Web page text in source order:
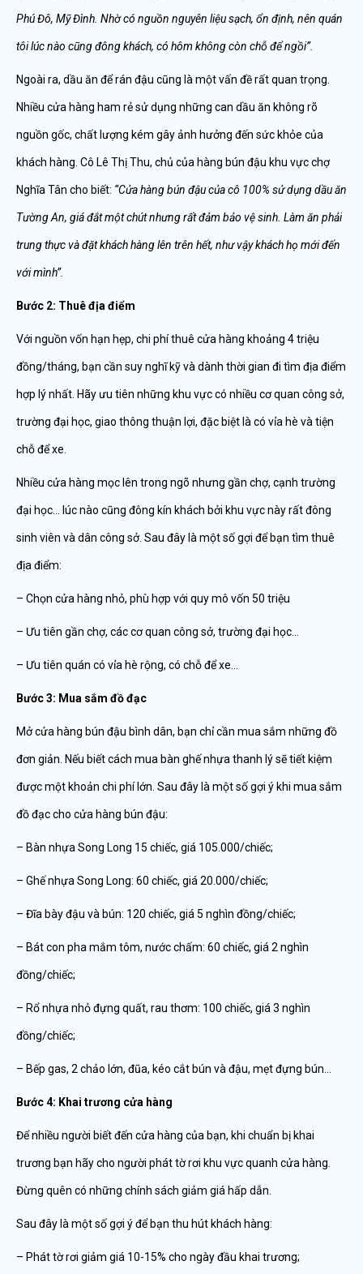
Phú Đô, Mỹ Đình. Nhờ có nguồn nguyên liệu sạch, ổn định, nên quán
tôi lúc nào cũng đông khách, có hôm không còn chỗ để ngồi”.
Ngoài ra, dầu ăn để rán đậu cũng là một vấn đề rất quan trọng.
Nhiều cửa hàng ham rẻ sử dụng những can dầu ăn không rõ
nguồn gốc, chất lượng kém gây ảnh hưởng đến sức khỏe của
khách hàng. Cô Lê Thị Thu, chủ của hàng bún đậu khu vực chợ
Nghĩa Tân cho biết: “Cửa hàng bún đậu của cô 100% sử dụng dầu ăn
Tường An, giá đắt một chút nhưng rất đảm bảo vệ sinh. Làm ăn phải
trung thực và đặt khách hàng lên trên hết, như vậy khách họ mới đến
với mình”.
Bước 2: Thuê địa điểm
Với nguồn vốn hạn hẹp, chi phí thuê cửa hàng khoảng 4 triệu
đồng/tháng, bạn cần suy nghĩ kỹ và dành thời gian đi tìm địa điểm
hợp lý nhất. Hãy ưu tiên những khu vực có nhiều cơ quan công sở,
trường đại học, giao thông thuận lợi, đặc biệt là có vỉa hè và tiện
chỗ để xe.
Nhiều cửa hàng mọc lên trong ngõ nhưng gần chợ, cạnh trường
đại học… lúc nào cũng đông kín khách bởi khu vực này rất đông
sinh viên và dân công sở. Sau đây là một số gợi để bạn tìm thuê
địa điểm:
– Chọn cửa hàng nhỏ, phù hợp với quy mô vốn 50 triệu
– Ưu tiên gần chợ, các cơ quan công sở, trường đại học…
– Ưu tiên quán có vỉa hè rộng, có chỗ để xe…
Bước 3: Mua sắm đồ đạc
Mở cửa hàng bún đậu bình dân, bạn chỉ cần mua sắm những đồ
đơn giản. Nếu biết cách mua bàn ghế nhựa thanh lý sẽ tiết kiệm
được một khoản chi phí lớn. Sau đây là một số gợi ý khi mua sắm
đồ đạc cho cửa hàng bún đậu:
– Bàn nhựa Song Long 15 chiếc, giá 105.000/chiếc;
– Ghế nhựa Song Long: 60 chiếc, giá 20.000/chiếc;
– Đĩa bày đậu và bún: 120 chiếc, giá 5 nghìn đồng/chiếc;
– Bát con pha mắm tôm, nước chấm: 60 chiếc, giá 2 nghìn
đồng/chiếc;
– Rổ nhựa nhỏ đựng quất, rau thơm: 100 chiếc, giá 3 nghìn
đồng/chiếc;
– Bếp gas, 2 chảo lớn, đũa, kéo cắt bún và đậu, mẹt đựng bún…
Bước 4: Khai trương cửa hàng
Để nhiều người biết đến cửa hàng của bạn, khi chuẩn bị khai
trương bạn hãy cho người phát tờ rơi khu vực quanh cửa hàng.
Đừng quên có những chính sách giảm giá hấp dẫn.
Sau đây là một số gợi ý để bạn thu hút khách hàng:
– Phát tờ rơi giảm giá 10-15% cho ngày đầu khai trương;